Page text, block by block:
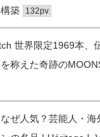
築
132pv
世界限定1969本、
称えた奇跡の
ぜ人気？芸能人・海